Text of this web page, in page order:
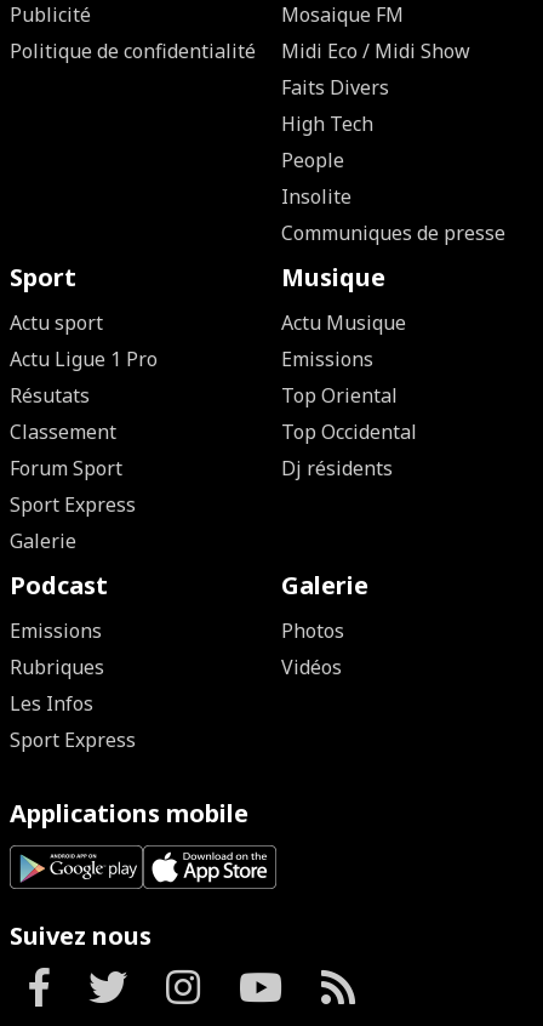
Publicité
Politique de confidentialité
Mosaique FM
Midi Eco / Midi Show
Faits Divers
High Tech
People
Insolite
Communiques de presse
Sport
Actu sport
Actu Ligue 1 Pro
Résutats
Classement
Forum Sport
Sport Express
Galerie
Musique
Actu Musique
Emissions
Top Oriental
Top Occidental
Dj résidents
Podcast
Emissions
Rubriques
Les Infos
Sport Express
Galerie
Photos
Vidéos
Applications mobile
Suivez nous